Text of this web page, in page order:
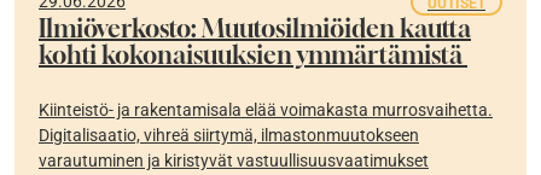
UUTISET
Ilmiöverkosto: Muutosilmiöiden kautta
kohti kokonaisuuksien ymmärtämistä
Kiinteistö- ja rakentamisala elää voimakasta murrosvaihetta.
Digitalisaatio, vihreä siirtymä, ilmastonmuutokseen
varautuminen ja kiristyvät vastuullisuusvaatimukset